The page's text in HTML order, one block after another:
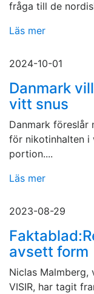
fråga till de
Läs mer
2024-10-01
Danmark
vitt snus
Danmark föreslår
för nikotinhalten i
portion....
Läs mer
2023-08-29
avsett form
Niclas Malmberg,
VISIR, har tagit